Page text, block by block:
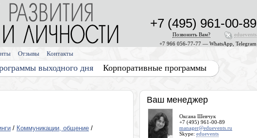
выходного дня Корпоративные программы
Отзывы Контакты
+7 966 056-77-77 — WhatsApp, Telegram
eduevents
Позвонить Вам?
+7 (495) 961-00-89
/ Коммуникации, общение /
Ваш менеджер
Оксана Шевчук
+7 (495) 961-00-89
manager@eduevents.ru
Skype: eduevents